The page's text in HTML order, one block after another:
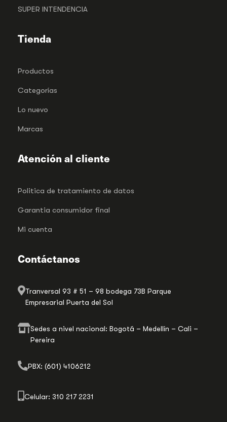
SUPER INTENDENCIA
Tienda
Productos
Categorías
Lo nuevo
Marcas
Atención al cliente
Politica de tratamiento de datos
Garantia consumidor final
Mi cuenta
Contáctanos
Tranversal 93 # 51 – 98 bodega 73B Parque
Empresarial Puerta del Sol
Sedes a nivel nacional: Bogotá – Medellín – Cali –
Pereira
PBX: (601) 4106212
Celular: 310 217 2231